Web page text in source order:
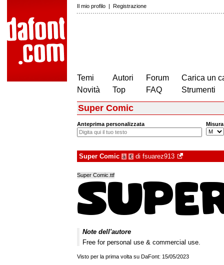
Il mio profilo | Registrazione
Temi
Novità
Autori
Top
Forum
FAQ
Carica un
Strumenti
Super Comic
Anteprima personalizzata Misura
Super Comic à € di fsuarez913
Super Comic.ttf
Note dell'autore
Free for personal use & commercial use.
Visto per la prima volta su DaFont: 15/05/2023